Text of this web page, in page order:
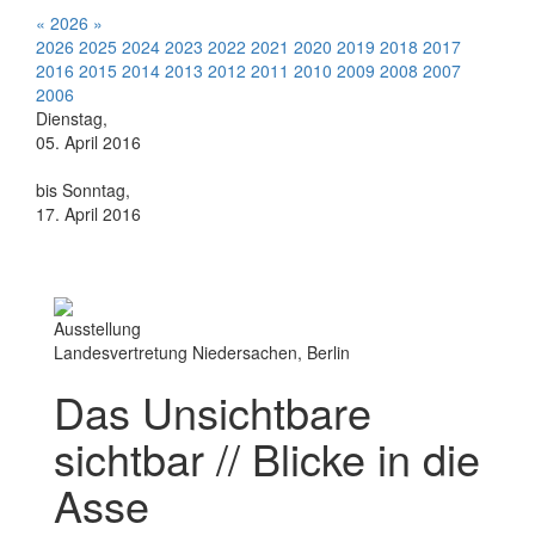
« 2026 »
2026 2025 2024 2023 2022 2021 2020 2019 2018 2017
2016 2015 2014 2013 2012 2011 2010 2009 2008 2007
2006
Dienstag,
05. April 2016
bis Sonntag,
17. April 2016
Ausstellung
Landesvertretung Niedersachen, Berlin
Das Unsichtbare
sichtbar // Blicke in die
Asse